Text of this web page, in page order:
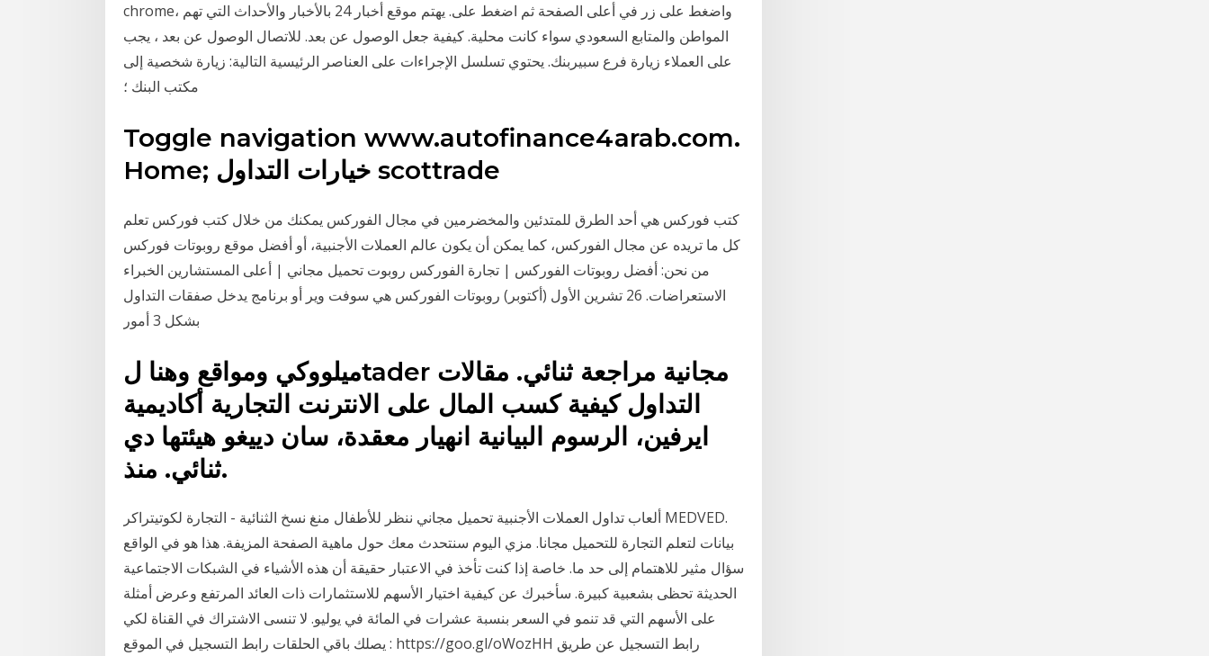
chrome، واضغط على زر في أعلى الصفحة ثم اضغط على. يهتم موقع أخبار 24 بالأخبار والأحداث التي تهم
المواطن والمتابع السعودي سواء كانت محلية. كيفية جعل الوصول عن بعد. للاتصال الوصول عن بعد ، يجب
على العملاء زيارة فرع سبيربنك. يحتوي تسلسل الإجراءات على العناصر الرئيسية التالية: زيارة شخصية إلى
مكتب البنك ؛
Toggle navigation www.autofinance4arab.com.
Home; خيارات التداول scottrade
كتب فوركس هي أحد الطرق للمتدئين والمخضرمين في مجال الفوركس يمكنك من خلال كتب فوركس تعلم
كل ما تريده عن مجال الفوركس، كما يمكن أن يكون عالم العملات الأجنبية، أو أفضل موقع روبوتات فوركس
من نحن: أفضل روبوتات الفوركس | تجارة الفوركس روبوت تحميل مجاني | أعلى المستشارين الخبراء
الاستعراضات. 26 تشرين الأول (أكتوبر) روبوتات الفوركس هي سوفت وير أو برنامج يدخل صفقات التداول
بشكل 3 أمور
ميلووكي ومواقع وهنا لtader مجانية مراجعة ثنائي. مقالات
التداول كيفية كسب المال على الانترنت التجارية أكاديمية
ايرفين، الرسوم البيانية انهيار معقدة، سان دييغو هيئتها دي
ثنائي. منذ.
ألعاب تداول العملات الأجنبية تحميل مجاني ننظر للأطفال منغ نسخ الثنائية - التجارة لكوتيتراكر MEDVED.
بيانات لتعلم التجارة للتحميل مجانا. مزي اليوم سنتحدث معك حول ماهية الصفحة المزيفة. هذا هو في الواقع
سؤال مثير للاهتمام إلى حد ما. خاصة إذا كنت تأخذ في الاعتبار حقيقة أن هذه الأشياء في الشبكات الاجتماعية
الحديثة تحظى بشعبية كبيرة. سأخبرك عن كيفية اختيار الأسهم للاستثمارات ذات العائد المرتفع وعرض أمثلة
على الأسهم التي قد تنمو في السعر بنسبة عشرات في المائة في يوليو. لا تنسى الاشتراك في القناة لكي
يصلك باقي الحلقات رابط التسجيل في الموقع : https://goo.gl/oWozHH رابط التسجيل عن طريق